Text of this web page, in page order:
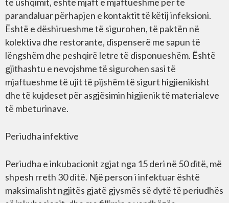
të ushqimit, është mjaft e mjaftueshme për të
parandaluar përhapjen e kontaktit të këtij infeksioni.
Është e dëshirueshme të sigurohen, të paktën në
kolektiva dhe restorante, dispenserë me sapun të
lëngshëm dhe peshqirë letre të disponueshëm. Është
gjithashtu e nevojshme të sigurohen sasi të
mjaftueshme të ujit të pijshëm të sigurt higjienikisht
dhe të kujdeset për asgjësimin higjienik të materialeve
të mbeturinave.
Periudha infektive
Periudha e inkubacionit zgjat nga 15 deri në 50 ditë, më
shpesh rreth 30 ditë. Një person i infektuar është
maksimalisht ngjitës gjatë gjysmës së dytë të periudhës